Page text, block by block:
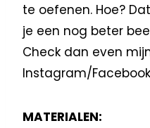
te oefenen. Hoe?
je een nog beter
Check dan even
Instagram/
MATERIALEN: